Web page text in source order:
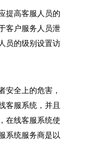
高客服人员的
客户服务人员泄
员的级别设置访
全上的危害，
客服系统，并且
在线客服系统使
系统服务商是以